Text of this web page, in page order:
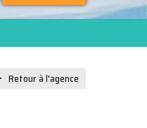
Retour à l'agence